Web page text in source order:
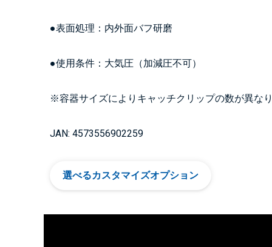
●表面処理：内外面バフ研磨
●使用条件：大気圧（加減圧不可）
※容器サイズによりキャッチクリップの数が異な
JAN: 4573556902259
選べるカスタマイズオプション